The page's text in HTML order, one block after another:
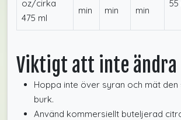
oz/cirka
475 ml
min
min
min
55
Viktigt att inte ändra
Hoppa inte över syran och mät
burk.
Använd kommersiellt buteljerad